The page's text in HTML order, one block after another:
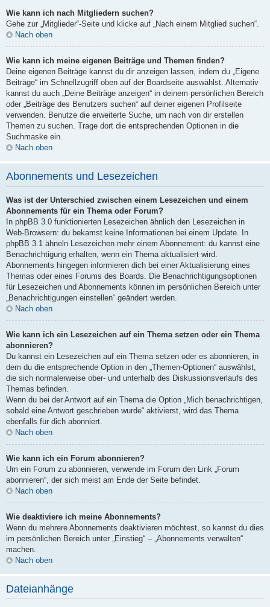
Wie kann ich nach Mitgliedern suchen?
Gehe zur „Mitglieder“-Seite und klicke auf „Nach einem Mitglied suchen“.
Nach oben
Wie kann ich meine eigenen Beiträge und Themen finden?
Deine eigenen Beiträge kannst du dir anzeigen lassen, indem du „Eigene
Beiträge“ im Schnellzugriff oben auf der Boardseite auswählst. Alternativ
kannst du auch „Deine Beiträge anzeigen“ in deinem persönlichen Bereich
oder „Beiträge des Benutzers suchen“ auf deiner eigenen Profilseite
verwenden. Benutze die erweiterte Suche, um nach von dir erstellen
Themen zu suchen. Trage dort die entsprechenden Optionen in die
Suchmaske ein.
Nach oben
Abonnements und Lesezeichen
Was ist der Unterschied zwischen einem Lesezeichen und einem
Abonnements für ein Thema oder Forum?
In phpBB 3.0 funktionierten Lesezeichen ähnlich den Lesezeichen in
Web-Browsern: du bekamst keine Informationen bei einem Update. In
phpBB 3.1 ähneln Lesezeichen mehr einem Abonnement: du kannst eine
Benachrichtigung erhalten, wenn ein Thema aktualisiert wird.
Abonnements hingegen informieren dich bei einer Aktualisierung eines
Themas oder eines Forums des Boards. Die Benachrichtigungsoptionen
für Lesezeichen und Abonnements können im persönlichen Bereich unter
„Benachrichtigungen einstellen“ geändert werden.
Nach oben
Wie kann ich ein Lesezeichen auf ein Thema setzen oder ein Thema
abonnieren?
Du kannst ein Lesezeichen auf ein Thema setzen oder es abonnieren, in
dem du die entsprechende Option in den „Themen-Optionen“ auswählst,
die sich normalerweise ober- und unterhalb des Diskussionsverlaufs des
Themas befinden.
Wenn du bei der Antwort auf ein Thema die Option „Mich benachrichtigen,
sobald eine Antwort geschrieben wurde“ aktivierst, wird das Thema
ebenfalls für dich abonniert.
Nach oben
Wie kann ich ein Forum abonnieren?
Um ein Forum zu abonnieren, verwende im Forum den Link „Forum
abonnieren“, der sich meist am Ende der Seite befindet.
Nach oben
Wie deaktiviere ich meine Abonnements?
Wenn du mehrere Abonnements deaktivieren möchtest, so kannst du dies
im persönlichen Bereich unter „Einstieg“ – „Abonnements verwalten“
machen.
Nach oben
Dateianhänge